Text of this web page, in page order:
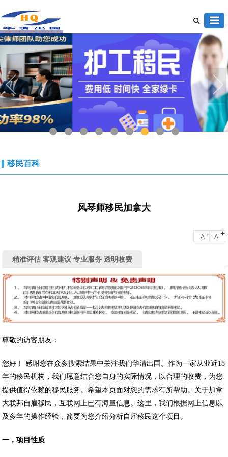
1 2 3 4 5 7 8 9
移民百科
风琴师移民加拿大
A - A +
精准评估 客观建议 专业服务 透明收费
尊敬的访客朋友：
您好！ 感谢您在众多搜索结果中关注我们华清出国。作为一家从业近18
年的移民机构，我们愿意结合您自身的实际情况，以合理的收费，为您
提供值得依赖的移民服务。希望本页面对您的需求有所帮助。关于加拿
大联邦自雇移民，互联网上已有海量信息。这里，我们根据网上信息以
及多年的操作经验，简要为您介绍分析自雇移民这个项目。
一，项目性质